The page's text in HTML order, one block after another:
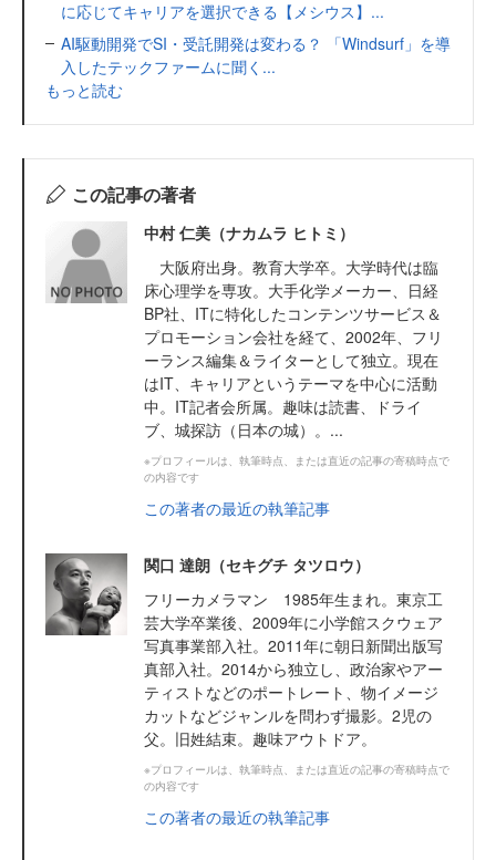
に応じてキャリアを選択できる【メシウス】...
AI駆動開発でSI・受託開発は変わる？ 「Windsurf」を導
入したテックファームに聞く...
もっと読む
この記事の著者
中村 仁美（ナカムラ ヒトミ）
大阪府出身。教育大学卒。大学時代は臨
床心理学を専攻。大手化学メーカー、日経
BP社、ITに特化したコンテンツサービス＆
プロモーション会社を経て、2002年、フリ
ーランス編集＆ライターとして独立。現在
はIT、キャリアというテーマを中心に活動
中。IT記者会所属。趣味は読書、ドライ
ブ、城探訪（日本の城）。...
※プロフィールは、執筆時点、または直近の記事の寄稿時点で
の内容です
この著者の最近の執筆記事
関口 達朗（セキグチ タツロウ）
フリーカメラマン 1985年生まれ。東京工
芸大学卒業後、2009年に小学館スクウェア
写真事業部入社。2011年に朝日新聞出版写
真部入社。2014から独立し、政治家やアー
ティストなどのポートレート、物イメージ
カットなどジャンルを問わず撮影。2児の
父。旧姓結束。趣味アウトドア。
※プロフィールは、執筆時点、または直近の記事の寄稿時点で
の内容です
この著者の最近の執筆記事